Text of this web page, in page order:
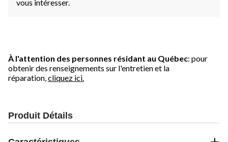
vous intéresser.
À l'attention des personnes résidant au Québec: pour
obtenir des renseignements sur l'entretien et la
réparation, cliquez ici.
Produit Détails